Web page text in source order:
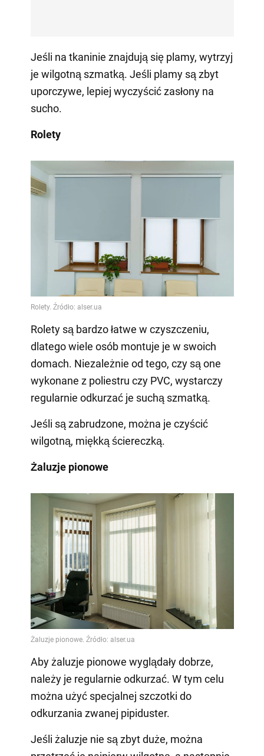
Jeśli na tkaninie znajdują się plamy, wytrzyj
je wilgotną szmatką. Jeśli plamy są zbyt
uporczywe, lepiej wyczyścić zasłony na
sucho.
Rolety
Rolety są bardzo łatwe w czyszczeniu,
dlatego wiele osób montuje je w swoich
domach. Niezależnie od tego, czy są one
wykonane z poliestru czy PVC, wystarczy
regularnie odkurzać je suchą szmatką.
Jeśli są zabrudzone, można je czyścić
wilgotną, miękką ściereczką.
Żaluzje pionowe
Aby żaluzje pionowe wyglądały dobrze,
należy je regularnie odkurzać. W tym celu
można użyć specjalnej szczotki do
odkurzania zwanej pipiduster.
Jeśli żaluzje nie są zbyt duże, można